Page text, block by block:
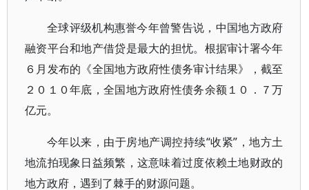
全球评级机构惠誉今年曾警告说，中国地方政府
融资平台和地产借贷是最大的担忧。根据审计署今年
６月发布的《全国地方政府性债务审计结果》，截至
２０１０年底，全国地方政府性债务余额１０．７万
亿元。
今年以来，由于房地产调控持续“收紧”，地方土
地流拍现象日益频繁，这意味着过度依赖土地财政的
地方政府，遇到了棘手的财源问题。